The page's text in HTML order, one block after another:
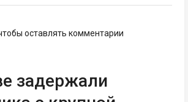
оставлять комментарии
задержали